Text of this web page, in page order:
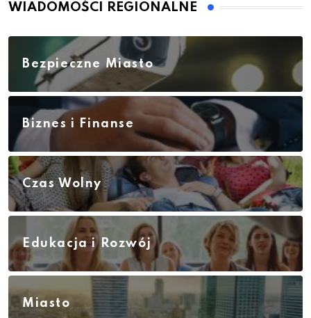
WIADOMOŚCI REGIONALNE
Bezpieczne Miasto
Biznes i Finanse
Czas Wolny
Edukacja i Rozwój
Miasto